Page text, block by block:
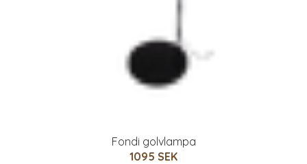
Fondi golvlampa
1095 SEK